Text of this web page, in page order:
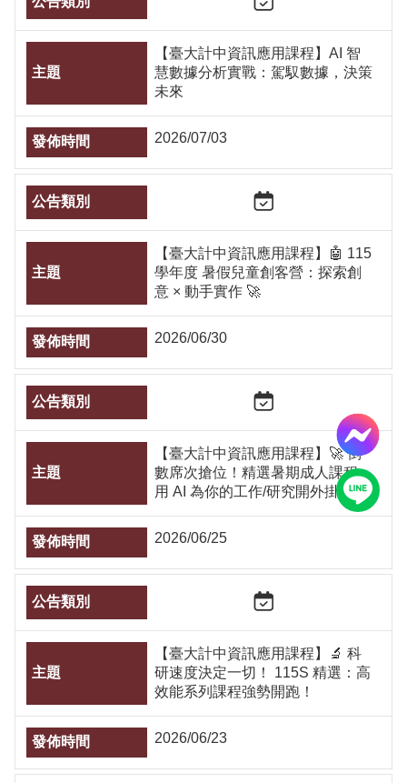
【臺大計中資訊應用課程】AI 智
慧數據分析實戰：駕馭數據，決策
未來
2026/07/03
【臺大計中資訊應用課程】🤖 115
學年度 暑假兒童創客營：探索創
意 × 動手實作 🚀
2026/06/30
【臺大計中資訊應用課程】🚀 倒
數席次搶位！精選暑期成人課程，
用 AI 為你的工作/研究開外掛
2026/06/25
【臺大計中資訊應用課程】🔬 科
研速度決定一切！ 115S 精選：高
效能系列課程強勢開跑！
2026/06/23